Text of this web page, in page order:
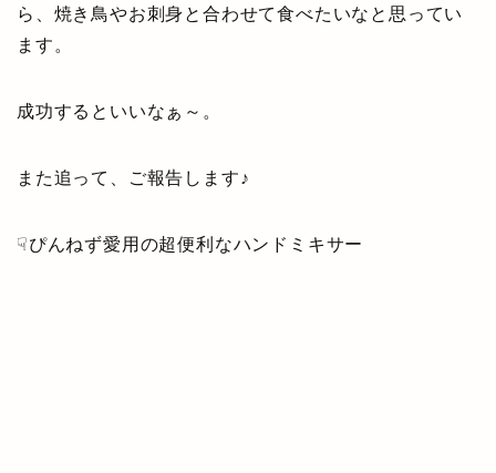
ら、焼き鳥やお刺身と合わせて食べたいなと思ってい
ます。
成功するといいなぁ～。
また追って、ご報告します♪
☟ぴんねず愛用の超便利なハンドミキサー